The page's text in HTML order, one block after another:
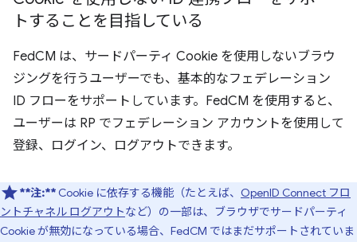
トすることを目指している
FedCM は、サードパーティ Cookie を使用しないブラウ
ジングを行うユーザーでも、基本的なフェデレーション
ID フローをサポートしています。FedCM を使用すると、
ユーザーは RP でフェデレーション アカウントを使用して
登録、ログイン、ログアウトできます。
**注:** Cookie に依存する機能（たとえば、 OpenID Connect フロ
ントチャネル ログアウトなど）の一部は、ブラウザでサードパーティ
Cookie が無効になっている場合、FedCM ではまだサポートされていま